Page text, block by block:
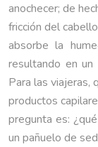
anochecer; de
fricción del
absorbe la
resultando en
Para las viajeras,
productos
pregunta es:
un pañuelo de